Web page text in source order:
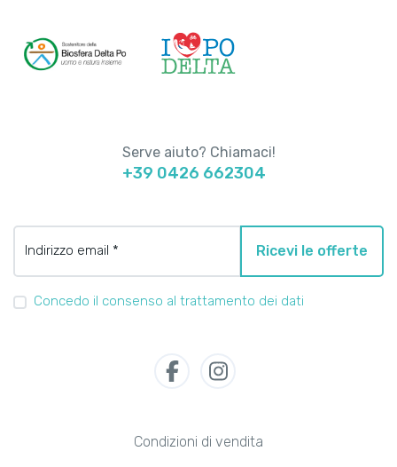
Serve aiuto? Chiamaci!
+39 0426 662304
Indirizzo email * Ricevi le offerte
Concedo il consenso al trattamento dei dati
Condizioni di vendita